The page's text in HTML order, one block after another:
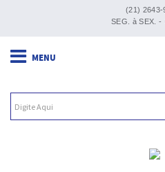
(21) 2643-
SEG. à SEX. -